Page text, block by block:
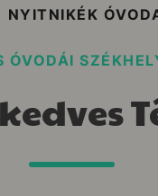
NYITNIKÉK
ÓVODÁI